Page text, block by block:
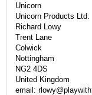
Unicorn
Unicorn Products Ltd.
Richard Lowy
Trent Lane
Colwick
Nottingham
NG2 4DS
United Kingdom
email: